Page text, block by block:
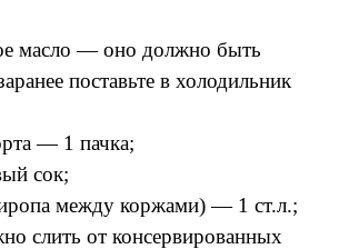
масло — оно должно быть
поставьте в холодильник
— 1 пачка;
сок;
между коржами) — 1 ст.л.;
слить от консервированных